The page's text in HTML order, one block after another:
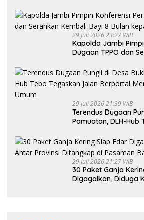
29 Juli 2026 23:27 WIB
Kapolda Jambi
Dugaan TPPO dan
29 Juli 2026 21:39 WIB
Terendus Dugaan
Pamuatan, DLH-Hub
Umum
29 Juli 2026 21:27 WIB
30 Paket Ganja
Digagalkan, Diduga